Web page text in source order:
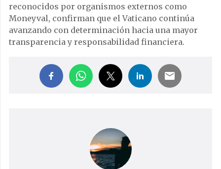
reconocidos por organismos externos como
Moneyval, confirman que el Vaticano continúa
avanzando con determinación hacia una mayor
transparencia y responsabilidad financiera.